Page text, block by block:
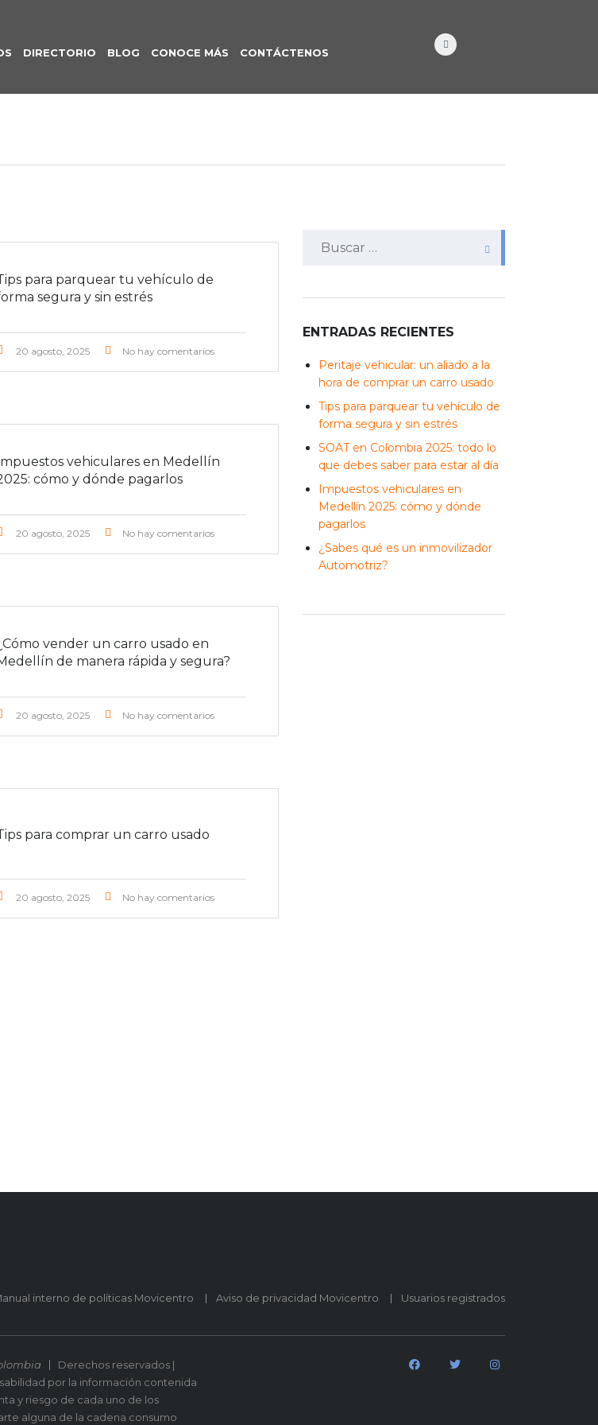
DIRECTORIO BLOG CONOCE MÁS CONTÁCTENOS
para parquear tu vehículo de
segura y sin estrés
20 agosto, 2025 No hay comentarios
vehiculares en Medellín
cómo y dónde pagarlos
20 agosto, 2025 No hay comentarios
vender un carro usado en
de manera rápida y segura?
20 agosto, 2025 No hay comentarios
para comprar un carro usado
20 agosto, 2025 No hay comentarios
ENTRADAS RECIENTES
Peritaje vehicular: un aliado a la
hora de comprar un carro usado
Tips para parquear tu vehículo de
forma segura y sin estrés
SOAT en Colombia 2025: todo lo
que debes saber para estar al día
Impuestos vehiculares en
Medellín 2025: cómo y dónde
pagarlos
¿Sabes qué es un inmovilizador
Automotriz?
interno de políticas Movicentro Aviso de privacidad Movicentro Usuarios registrados
Derechos reservados |
por la información contenida
y riesgo de cada uno de los
alguna de la cadena consumo